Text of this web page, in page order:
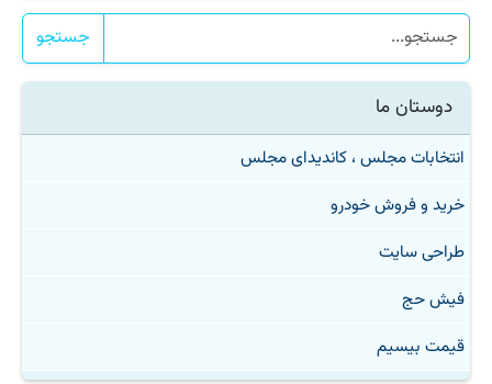
جستجو
دوستان ما
انتخابات مجلس ، کاندیدای مجلس
خرید و فروش خودرو
طراحی سایت
فیش حج
قیمت بیسیم